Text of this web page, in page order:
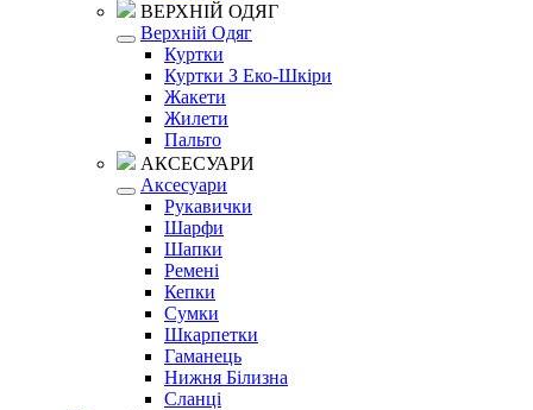
ВЕРХНІЙ ОДЯГ
Верхній Одяг
Куртки
Куртки З Еко-Шкіри
Жакети
Жилети
Пальто
АКСЕСУАРИ
Аксесуари
Рукавички
Шарфи
Шапки
Ремені
Кепки
Сумки
Шкарпетки
Гаманець
Нижня Білизна
Сланці